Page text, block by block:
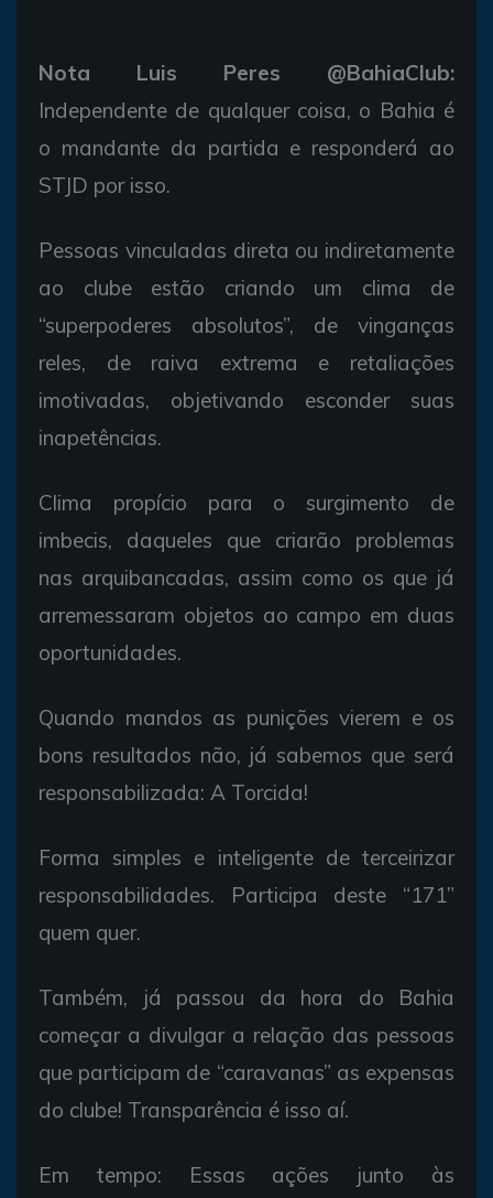
Nota Luis Peres @BahiaClub:
Independente de qualquer coisa, o Bahia é
o mandante da partida e responderá ao
STJD por isso.
Pessoas vinculadas direta ou indiretamente
ao clube estão criando um clima de
“superpoderes absolutos”, de vinganças
reles, de raiva extrema e retaliações
imotivadas, objetivando esconder suas
inapetências.
Clima propício para o surgimento de
imbecis, daqueles que criarão problemas
nas arquibancadas, assim como os que já
arremessaram objetos ao campo em duas
oportunidades.
Quando mandos as punições vierem e os
bons resultados não, já sabemos que será
responsabilizada: A Torcida!
Forma simples e inteligente de terceirizar
responsabilidades. Participa deste “171”
quem quer.
Também, já passou da hora do Bahia
começar a divulgar a relação das pessoas
que participam de “caravanas” as expensas
do clube! Transparência é isso aí.
Em tempo: Essas ações junto às